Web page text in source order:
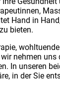
Hand in
bieten.
nehmen uns
In unseren
in der Sie